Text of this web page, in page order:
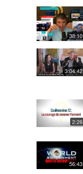
38:10
3:04:42
2:26
56:43